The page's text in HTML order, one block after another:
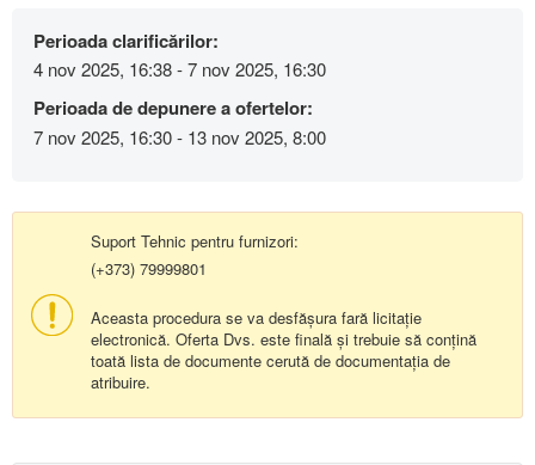
Perioada clarificărilor:
4 nov 2025, 16:38 - 7 nov 2025, 16:30
Perioada de depunere a ofertelor:
7 nov 2025, 16:30 - 13 nov 2025, 8:00
Suport Tehnic pentru furnizori:
(+373) 79999801
Aceasta procedura se va desfășura fară licitație
electronică. Oferta Dvs. este finală și trebuie să conțină
toată lista de documente cerută de documentația de
atribuire.